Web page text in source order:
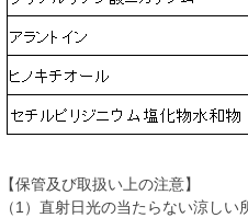
【保管及び取扱い上の注意】
（1）直射日光の当たらない涼しい